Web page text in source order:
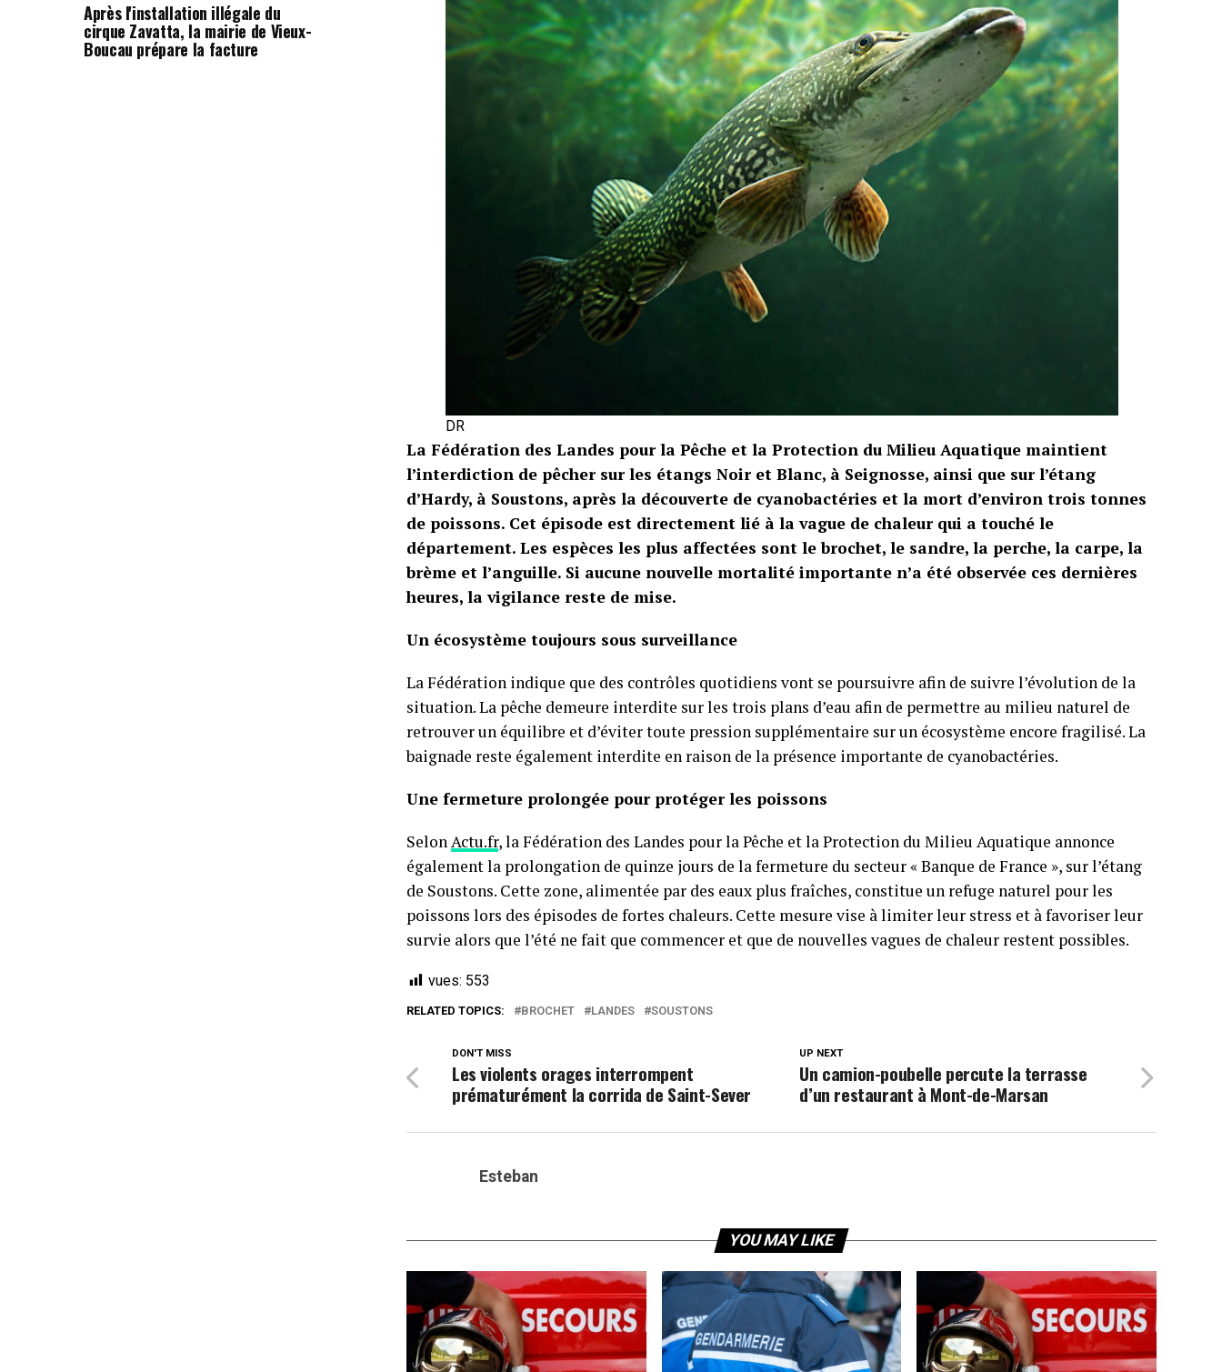
Après l'installation illégale du
cirque Zavatta, la mairie de Vieux-
Boucau prépare la facture
DR
La Fédération des Landes pour la Pêche et la Protection du Milieu Aquatique maintient
l’interdiction de pêcher sur les étangs Noir et Blanc, à Seignosse, ainsi que sur l’étang
d’Hardy, à Soustons, après la découverte de cyanobactéries et la mort d’environ trois tonnes
de poissons. Cet épisode est directement lié à la vague de chaleur qui a touché le
département. Les espèces les plus affectées sont le brochet, le sandre, la perche, la carpe, la
brème et l’anguille. Si aucune nouvelle mortalité importante n’a été observée ces dernières
heures, la vigilance reste de mise.
Un écosystème toujours sous surveillance
La Fédération indique que des contrôles quotidiens vont se poursuivre afin de suivre l’évolution de la
situation. La pêche demeure interdite sur les trois plans d’eau afin de permettre au milieu naturel de
retrouver un équilibre et d’éviter toute pression supplémentaire sur un écosystème encore fragilisé. La
baignade reste également interdite en raison de la présence importante de cyanobactéries.
Une fermeture prolongée pour protéger les poissons
SelonActu.fr, la Fédération des Landes pour la Pêche et la Protection du Milieu Aquatique annonce
également la prolongation de quinze jours de la fermeture du secteur « Banque de France », sur l’étang
de Soustons. Cette zone, alimentée par des eaux plus fraîches, constitue un refuge naturel pour les
poissons lors des épisodes de fortes chaleurs. Cette mesure vise à limiter leur stress et à favoriser leur
survie alors que l’été ne fait que commencer et que de nouvelles vagues de chaleur restent possibles.
vues: 553
RELATED TOPICS: BROCHET LANDES SOUSTONS
UP NEXT
Un camion-poubelle percute la terrasse
d’un restaurant à Mont-de-Marsan
DON'T MISS
Les violents orages interrompent
prématurément la corrida de Saint-Sever
Esteban
YOU MAY LIKE